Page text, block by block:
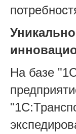
На базе